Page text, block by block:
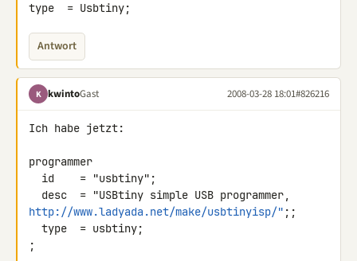
type  = Usbtiny;
Antwort
K kwintoGast 2008-03-28 18:01#826216
Ich habe jetzt:
programmer
http://www.ladyada.net/make/usbtinyisp/" ;;
;